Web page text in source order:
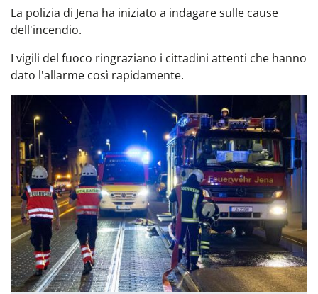
La polizia di Jena ha iniziato a indagare sulle cause
dell'incendio.
I vigili del fuoco ringraziano i cittadini attenti che hanno
dato l'allarme così rapidamente.